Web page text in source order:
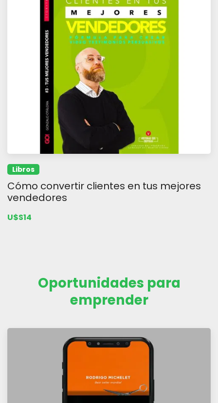
Libros
Cómo convertir clientes en tus mejores
vendedores
U$S14
Oportunidades para
emprender